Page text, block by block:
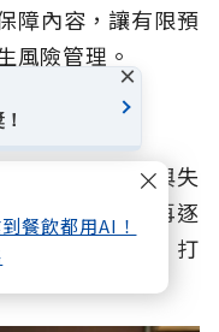
餐飲都用AI！
障內容，讓有限預
風險管理。
蓋醫療、意外與失
能力提升後，再逐
置與信託工具，打
×